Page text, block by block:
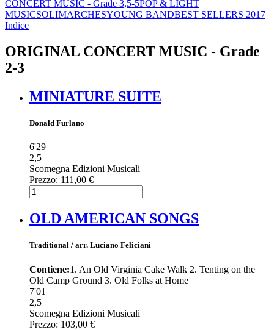
CONCERT MUSIC - Grade 3,5-5POP & LIGHT
MUSICSOLIMARCHESYOUNG BANDBEST SELLERS 2017
Indice
ORIGINAL CONCERT MUSIC - Grade
2-3
MINIATURE SUITE
Donald Furlano
6'29
2,5
Scomegna Edizioni Musicali
Prezzo: 111,00 €
OLD AMERICAN SONGS
Traditional / arr. Luciano Feliciani
Contiene:1. An Old Virginia Cake Walk 2. Tenting on the
Old Camp Ground 3. Old Folks at Home
7'01
2,5
Scomegna Edizioni Musicali
Prezzo: 103,00 €